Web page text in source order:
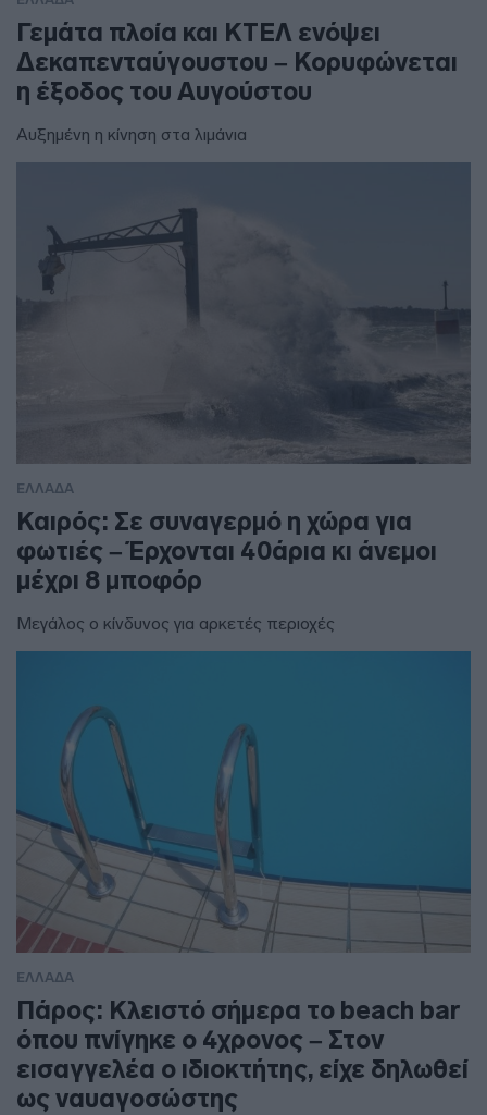
Γεμάτα πλοία και ΚΤΕΛ ενόψει
Δεκαπενταύγουστου – Κορυφώνεται
η έξοδος του Αυγούστου
Αυξημένη η κίνηση στα λιμάνια
ΕΛΛΑΔΑ
Καιρός: Σε συναγερμό η χώρα για
φωτιές – Έρχονται 40άρια κι άνεμοι
μέχρι 8 μποφόρ
Μεγάλος ο κίνδυνος για αρκετές περιοχές
ΕΛΛΑΔΑ
Πάρος: Κλειστό σήμερα το beach bar
όπου πνίγηκε ο 4χρονος – Στον
εισαγγελέα ο ιδιοκτήτης, είχε δηλωθεί
ως ναυαγοσώστης